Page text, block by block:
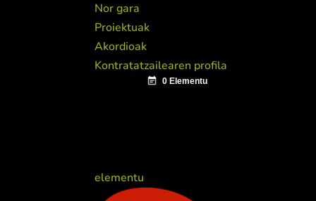
Nor gara
Proiektuak
Akordioak
Kontratatzailearen profila
elementu